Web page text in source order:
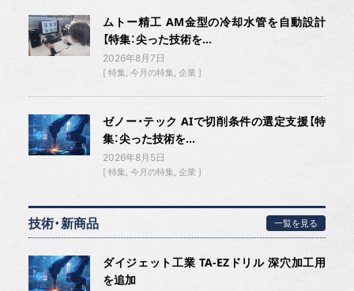
ムトー精工 AM金型の冷却水管を自動設計
【特集：尖った技術を...
2026年8月7日
特集 今月の特集 企業
ゼノー・テック AIで切削条件の選定支援【特
集：尖った技術を...
2026年8月5日
特集 今月の特集 企業
技術・新商品 一覧を見る
ダイジェット工業 TA-EZドリル 深穴加工用
を追加